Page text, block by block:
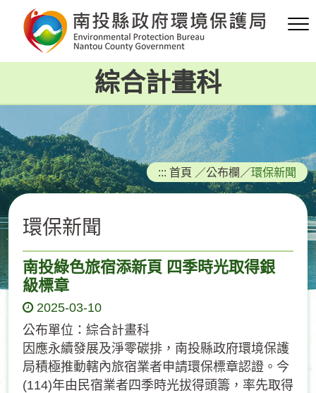
要
容
區
塊
綜合計畫科
::: 首頁 ／公布欄 ／環保新聞
環保新聞
南投綠色旅宿添新頁 四季時光取得銀
級標章
2025-03-10
公布單位：綜合計畫科
因應永續發展及淨零碳排，南投縣政府環境保護
局積極推動轄內旅宿業者申請環保標章認證。今
(114)年由民宿業者四季時光拔得頭籌，率先取得